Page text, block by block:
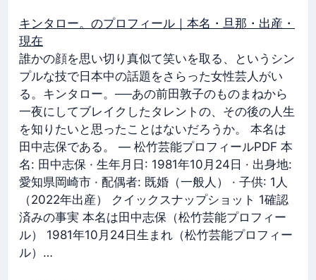
キンタロー。のプロフィール｜本名・旦那・出産・
現在
誰かの顔を思い切り真似て笑いを取る、というシン
プルな技で日本中の話題をさらった女性芸人がい
る。キンタロー。──あの前田敦子のものまねから
一夜にしてブレイクしたタレントの、その後の人生
を知りたいと思ったことはないだろうか。 本名は
田中志保である。 — 松竹芸能プロフィールPDF 本
名: 田中志保 · 生年月日: 1981年10月24日 · 出身地:
愛知県岡崎市 · 配偶者: 既婚（一般人） · 子供: 1人
（2022年出産） クイックスナップショット 1確認
済みの事実 本名は田中志保（松竹芸能プロフィー
ル） 1981年10月24日生まれ（松竹芸能プロフィー
ル）…